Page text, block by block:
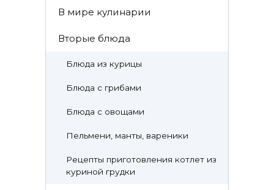
В мире кулинарии
Вторые блюда
Блюда из курицы
Блюда с грибами
Блюда с овощами
Пельмени, манты, вареники
Рецепты приготовления котлет из
куриной грудки